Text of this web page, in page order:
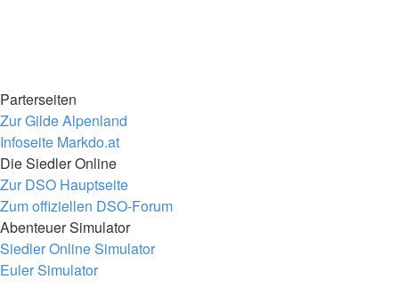
Parterseiten
Zur Gilde Alpenland
Infoseite Markdo.at
Die Siedler Online
Zur DSO Hauptseite
Zum offiziellen DSO-Forum
Abenteuer Simulator
Siedler Online Simulator
Euler Simulator